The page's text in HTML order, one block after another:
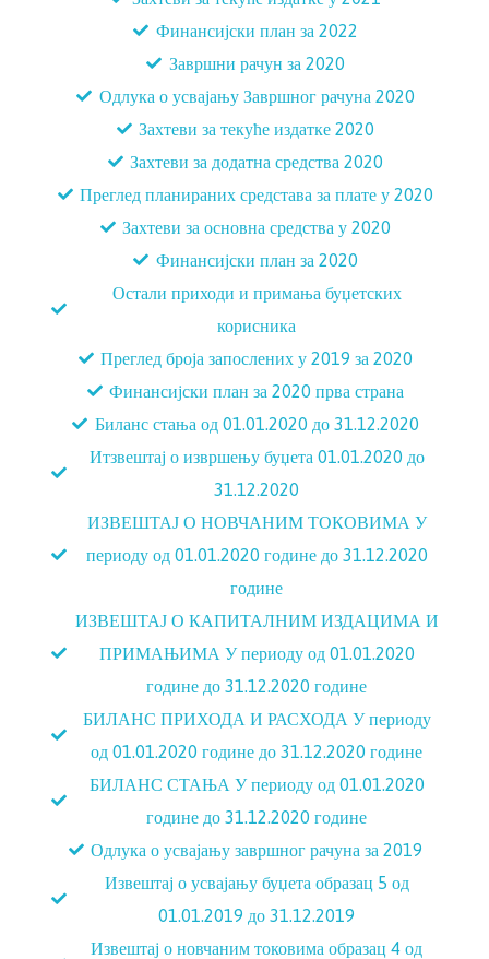
Финансијски план за 2022
Завршни рачун за 2020
Одлука о усвајању Завршног рачуна 2020
Захтеви за текуће издатке 2020
Захтеви за додатна средства 2020
Преглед планираних средстава за плате у 2020
Захтеви за основна средства у 2020
Финансијски план за 2020
Остали приходи и примања буџетских
корисника
Преглед броја запослених у 2019 за 2020
Финансијски план за 2020 прва страна
Биланс стања од 01.01.2020 до 31.12.2020
Итзвештај о извршењу буџета 01.01.2020 до
31.12.2020
ИЗВЕШТАЈ О НОВЧАНИМ ТОКОВИМА У
периоду од 01.01.2020 године до 31.12.2020
године
ИЗВЕШТАЈ О КАПИТАЛНИМ ИЗДАЦИМА И
ПРИМАЊИМА У периоду од 01.01.2020
године до 31.12.2020 године
БИЛАНС ПРИХОДА И РАСХОДА У периоду
од 01.01.2020 године до 31.12.2020 године
БИЛАНС СТАЊА У периоду од 01.01.2020
године до 31.12.2020 године
Одлука о усвајању завршног рачуна за 2019
Извештај о усвајању буџета образац 5 од
01.01.2019 до 31.12.2019
Извештај о новчаним токовима образац 4 од